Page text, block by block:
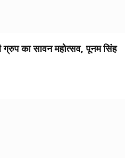
का सावन महोत्सव, पूनम सिंह